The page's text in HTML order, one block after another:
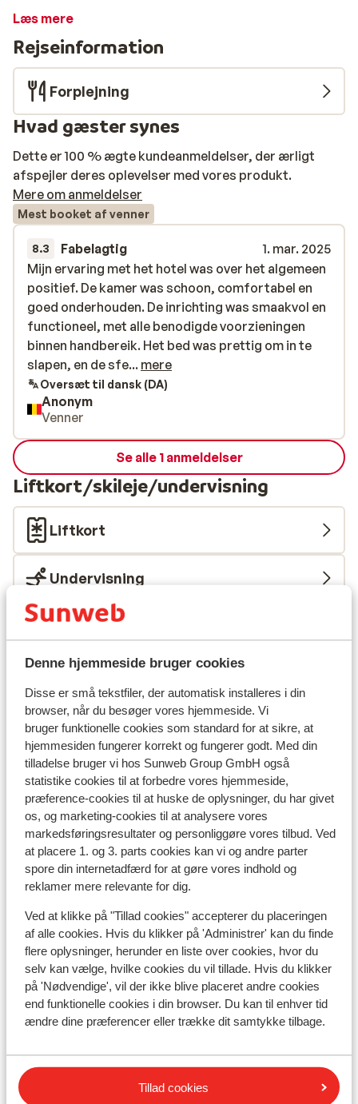
Denne hjemmeside bruger cookies
Disse er små tekstfiler, der automatisk installeres i din
browser, når du besøger vores hjemmeside. Vi
bruger funktionelle cookies som standard for at sikre, at
hjemmesiden fungerer korrekt og fungerer godt. Med din
tilladelse bruger vi hos Sunweb Group GmbH også
statistike cookies til at forbedre vores hjemmeside,
præference-cookies til at huske de oplysninger, du har givet
os, og marketing-cookies til at analysere vores
markedsføringsresultater og personliggøre vores tilbud. Ved
at placere 1. og 3. parts cookies kan vi og andre parter
spore din internetadfærd for at gøre vores indhold og
reklamer mere relevante for dig.
Ved at klikke på "Tillad cookies" accepterer du placeringen
af alle cookies. Hvis du klikker på 'Administrer' kan du finde
flere oplysninger, herunder en liste over cookies, hvor du
selv kan vælge, hvilke cookies du vil tillade. Hvis du klikker
på 'Nødvendige', vil der ikke blive placeret andre cookies
end funktionelle cookies i din browser. Du kan til enhver tid
ændre dine præferencer eller trække dit samtykke tilbage.
Tillad cookies
bringer dig til skiliften på ingen tid. Efter en lækker
smukke nedkørsler. For dem er der masser af i
Kronplatz skiområde. Efter en dag på ski eller
snowboard kan du slappe af i det hyggelige fællesrum.
Har du stadig lidt energi tilbage? Tag en afslappet
spadseretur mod Brunecks centrum. Denne hyggelige
hyggelige caféer og restauranter.
Læs mere
Rejseinformation
Forplejning
Hvad gæster synes
Dette er 100 % ægte kundeanmeldelser, der ærligt
afspejler deres oplevelser med vores produkt.
Mere om anmeldelser
Mest booket af venner
8.3 Fabelagtig
1. mar. 2025
Mijn ervaring met het hotel was over het algemeen
positief. De kamer was schoon, comfortabel en
goed onderhouden. De inrichting was smaakvol en
functioneel, met alle benodigde voorzieningen
binnen handbereik. Het bed was prettig om in te
slapen, en de sfeer was rustig, waardoor ik goed
heb kunnen ontspannen.
Mijn ervaring met het hotel was over het algemeen
positief. De kamer was schoon, comfortabel en
goed onderhouden. De inrichting was smaakvol en
functioneel, met alle benodigde voorzieningen
binnen handbereik. Het bed was prettig om in te
slapen, en de sfe... mere
Oversæt til dansk (DA)
Anonym
Venner
Se alle 1 anmeldelser
Liftkort/skileje/undervisning
Liftkort
Undervisning
Skileje
Hotel Monte Paraccia
Hotel Autentis
Hotel Blitzburg
Alpinhotel Keil
Hotel Brunnerhof
Garni Pe de Munt
Hotel Krone
Hotel Antholzerhof